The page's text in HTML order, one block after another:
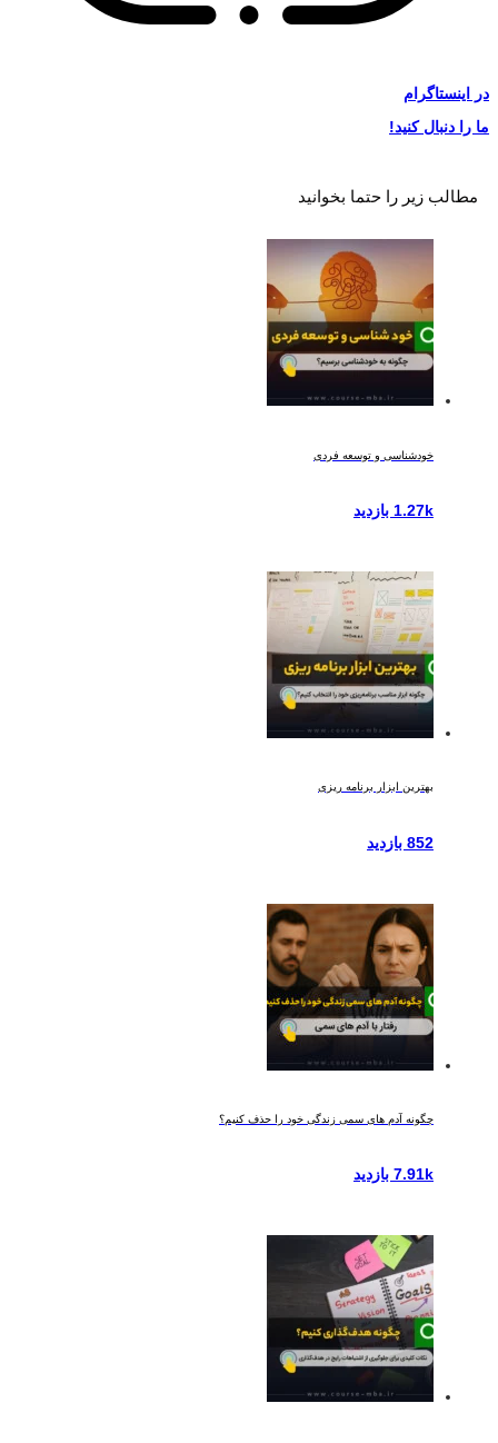
در
اینستاگرام
ما را دنبال کنید!
مطالب زیر را حتما بخوانید
خودشناسی و توسعه فردی
1.27k بازدید
بهترین ابزار برنامه ریزی
852 بازدید
چگونه آدم های سمی زندگی خود را حذف کنیم؟
7.91k بازدید